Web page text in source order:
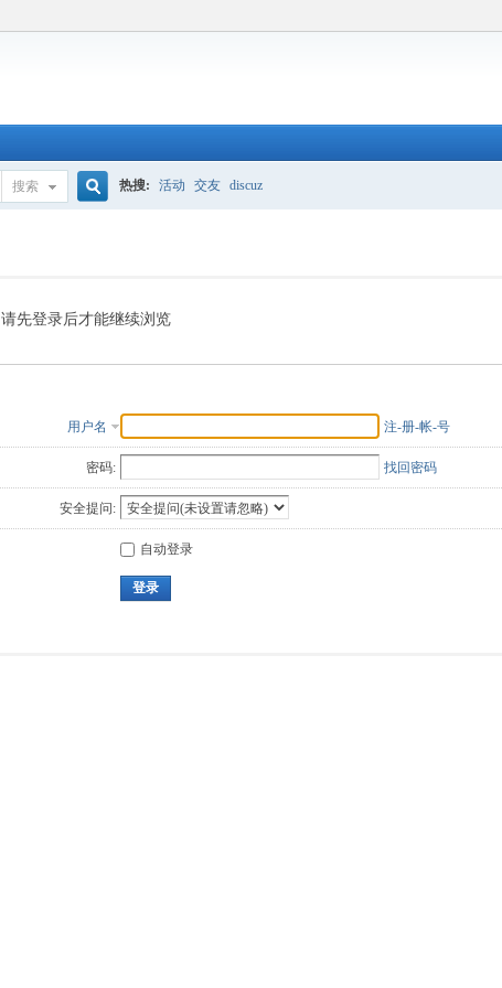
搜索
索
热搜: 活动 交友 discuz
请先登录后才能继续浏览
用户名 注-册-帐-号
密码: 找回密码
安全提问:
自动登录
登录